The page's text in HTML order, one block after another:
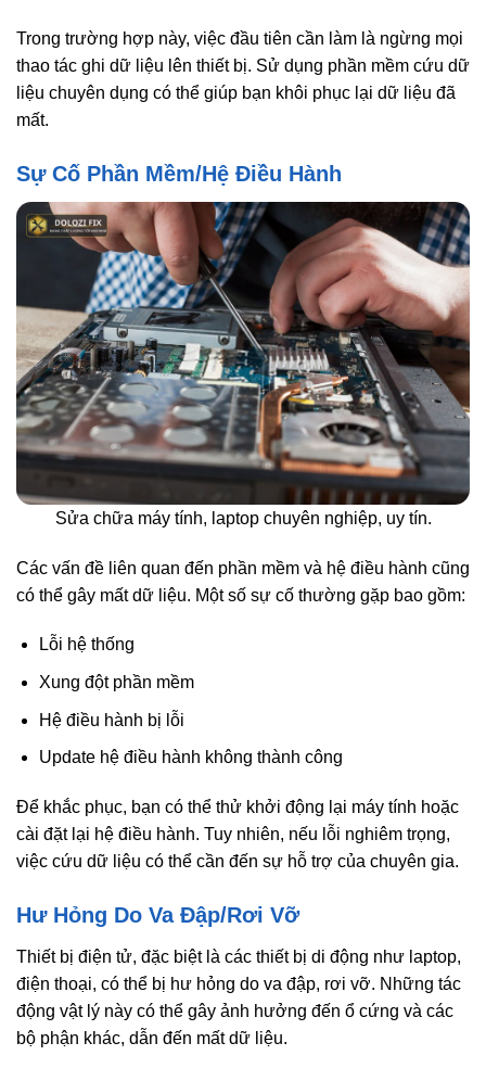
Trong trường hợp này, việc đầu tiên cần làm là ngừng mọi
thao tác ghi dữ liệu lên thiết bị. Sử dụng phần mềm cứu dữ
liệu chuyên dụng có thể giúp bạn khôi phục lại dữ liệu đã
mất.
Sự Cố Phần Mềm/Hệ Điều Hành
Sửa chữa máy tính, laptop chuyên nghiệp, uy tín.
Các vấn đề liên quan đến phần mềm và hệ điều hành cũng
có thể gây mất dữ liệu. Một số sự cố thường gặp bao gồm:
Lỗi hệ thống
Xung đột phần mềm
Hệ điều hành bị lỗi
Update hệ điều hành không thành công
Để khắc phục, bạn có thể thử khởi động lại máy tính hoặc
cài đặt lại hệ điều hành. Tuy nhiên, nếu lỗi nghiêm trọng,
việc cứu dữ liệu có thể cần đến sự hỗ trợ của chuyên gia.
Hư Hỏng Do Va Đập/Rơi Vỡ
Thiết bị điện tử, đặc biệt là các thiết bị di động như laptop,
điện thoại, có thể bị hư hỏng do va đập, rơi vỡ. Những tác
động vật lý này có thể gây ảnh hưởng đến ổ cứng và các
bộ phận khác, dẫn đến mất dữ liệu.